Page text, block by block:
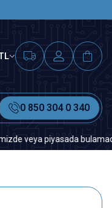
0 850 304 0 340
piyasada